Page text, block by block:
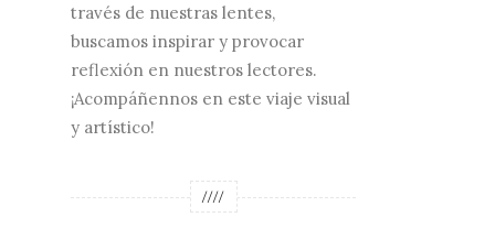
través de nuestras lentes,
buscamos inspirar y provocar
reflexión en nuestros lectores.
¡Acompáñennos en este viaje visual
y artístico!
////